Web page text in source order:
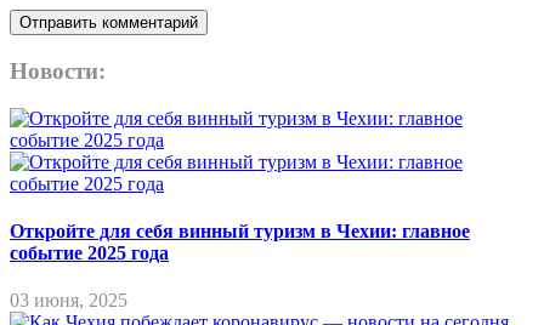
Новости:
Откройте для себя винный туризм в Чехии: главное
событие 2025 года
03 июня, 2025